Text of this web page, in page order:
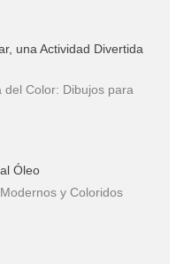
una Actividad Divertida
del Color: Dibujos para
Óleo
y Coloridos